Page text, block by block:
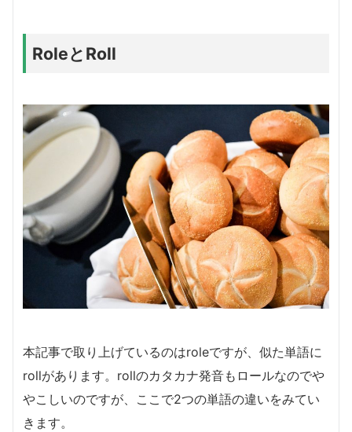
RoleとRoll
本記事で取り上げているのはroleですが、似た単語に
rollがあります。rollのカタカナ発音もロールなのでや
やこしいのですが、ここで2つの単語の違いをみてい
きます。